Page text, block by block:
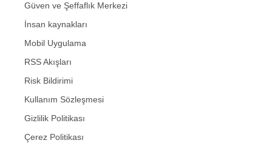
Güven ve Şeffaflık Merkezi
İnsan kaynakları
Mobil Uygulama
RSS Akışları
Risk Bildirimi
Kullanım Sözleşmesi
Gizlilik Politikası
Çerez Politikası